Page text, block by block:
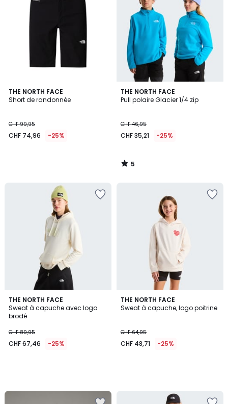
THE NORTH FACE
Short de randonnée
CHF 99,95
CHF 74,96 -25%
THE NORTH FACE
Pull polaire Glacier 1/4 zip
CHF 46,95
CHF 35,21 -25%
5
/
5
/
THE NORTH FACE
Sweat à capuche avec logo
brodé
CHF 89,95
CHF 67,46 -25%
THE NORTH FACE
Sweat à capuche, logo poitrine
CHF 64,95
CHF 48,71 -25%